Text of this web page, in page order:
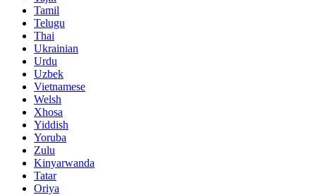
Tamil
Telugu
Thai
Ukrainian
Urdu
Uzbek
Vietnamese
Welsh
Xhosa
Yiddish
Yoruba
Zulu
Kinyarwanda
Tatar
Oriya